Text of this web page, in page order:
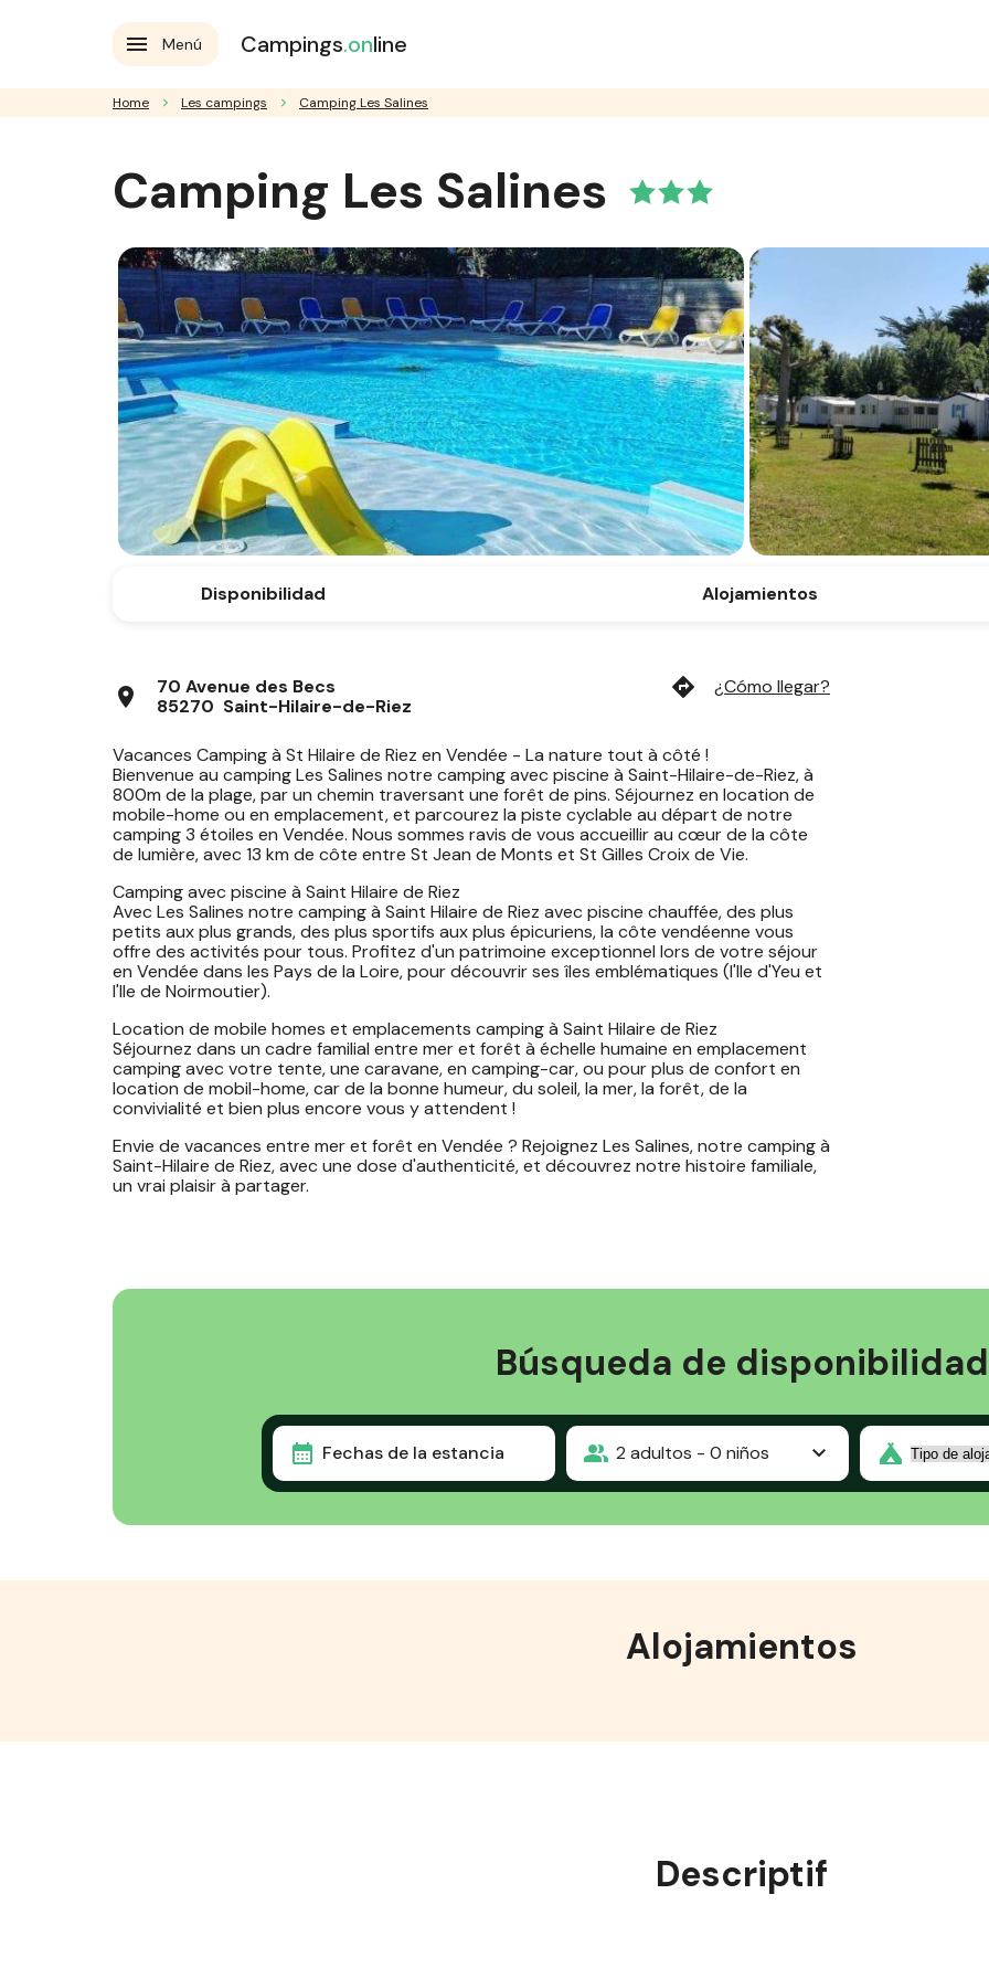
Menú Campings.online
Home Les campings Camping Les Salines
Camping Les Salines
Disponibilidad Alojamientos
location_on
70 Avenue des Becs
85270 Saint-Hilaire-de-Riez
directions ¿Cómo llegar?
Vacances Camping à St Hilaire de Riez en Vendée - La nature tout à côté !
Bienvenue au camping Les Salines notre camping avec piscine à Saint-Hilaire-de-Riez, à
800m de la plage, par un chemin traversant une forêt de pins. Séjournez en location de
mobile-home ou en emplacement, et parcourez la piste cyclable au départ de notre
camping 3 étoiles en Vendée. Nous sommes ravis de vous accueillir au cœur de la côte
de lumière, avec 13 km de côte entre St Jean de Monts et St Gilles Croix de Vie.
Camping avec piscine à Saint Hilaire de Riez
Avec Les Salines notre camping à Saint Hilaire de Riez avec piscine chauffée, des plus
petits aux plus grands, des plus sportifs aux plus épicuriens, la côte vendéenne vous
offre des activités pour tous. Profitez d'un patrimoine exceptionnel lors de votre séjour
en Vendée dans les Pays de la Loire, pour découvrir ses îles emblématiques (l'Ile d'Yeu et
l'Ile de Noirmoutier).
Location de mobile homes et emplacements camping à Saint Hilaire de Riez
Séjournez dans un cadre familial entre mer et forêt à échelle humaine en emplacement
camping avec votre tente, une caravane, en camping-car, ou pour plus de confort en
location de mobil-home, car de la bonne humeur, du soleil, la mer, la forêt, de la
convivialité et bien plus encore vous y attendent !
Envie de vacances entre mer et forêt en Vendée ? Rejoignez Les Salines, notre camping à
Saint-Hilaire de Riez, avec une dose d'authenticité, et découvrez notre histoire familiale,
un vrai plaisir à partager.
Búsqueda de disponibilidad
Fechas de la estancia 2 adultos - 0 niños
Alojamientos
Descriptif